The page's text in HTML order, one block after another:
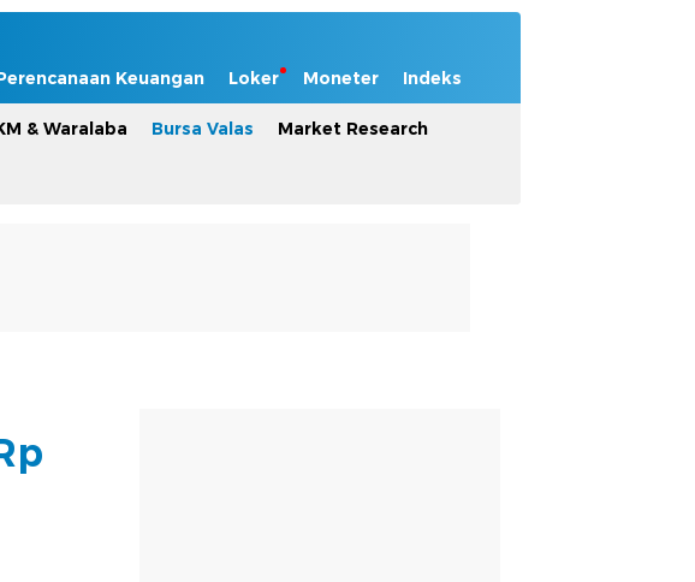
Keuangan Loker Moneter Indeks
& Waralaba Bursa Valas Market Research